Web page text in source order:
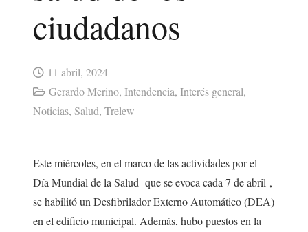
ciudadanos
11 abril, 2024
Gerardo Merino, Intendencia, Interés general,
Noticias, Salud, Trelew
Este miércoles, en el marco de las actividades por el
Día Mundial de la Salud -que se evoca cada 7 de abril-,
se habilitó un Desfibrilador Externo Automático (DEA)
en el edificio municipal. Además, hubo puestos en la